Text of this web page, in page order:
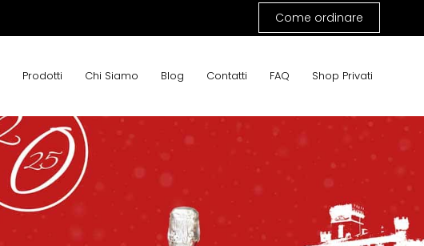
Come ordinare
Prodotti Chi Siamo Blog Contatti FAQ Shop Privati